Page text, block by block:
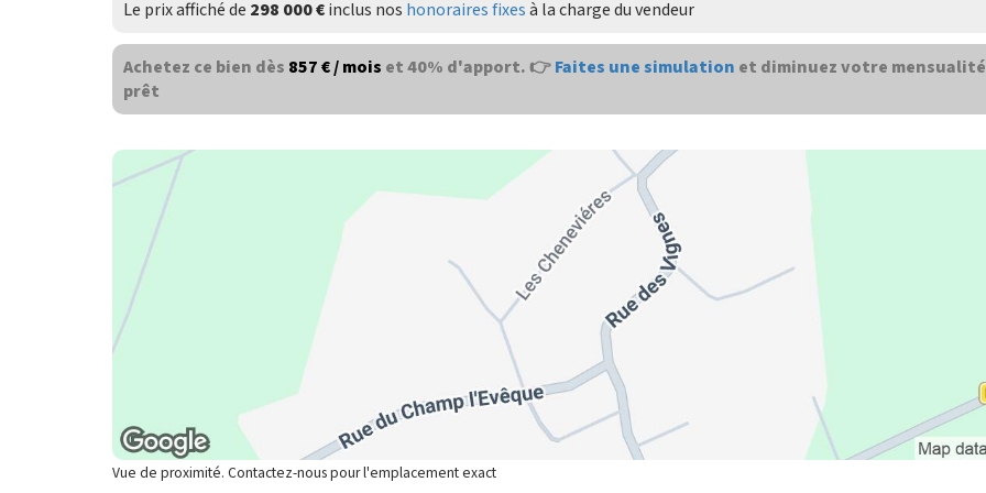
Le prix affiché de 298 000 €inclus nos honoraires fixesà la charge du vendeur
Achetez ce bien dès 857 € / mois et 40% d'apport. 👉Faites une simulation et diminuez votre
prêt
Vue de proximité. Contactez-nous pour l'emplacement exact